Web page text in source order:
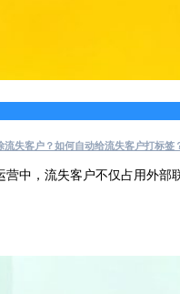
失客户？如何自动给流失客户打标签
营中，流失客户不仅占用外部